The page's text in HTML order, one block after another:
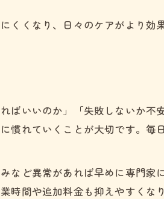
くくなり、日々のケアがより効
ばいいのか」「失敗しないか不
れていくことが大切です。毎
ど異常があれば早めに専門家
時間や追加料金も抑えやすくなり